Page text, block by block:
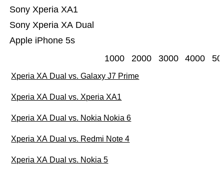
Apple iPhone 5s
Sony Xperia XA Dual
Sony Xperia XA1
1000 2000 3000 4000
Xperia XA Dual vs. Galaxy J7 Prime
Xperia XA Dual vs. Xperia XA1
Xperia XA Dual vs. Nokia Nokia 6
Xperia XA Dual vs. Redmi Note 4
Xperia XA Dual vs. Nokia 5